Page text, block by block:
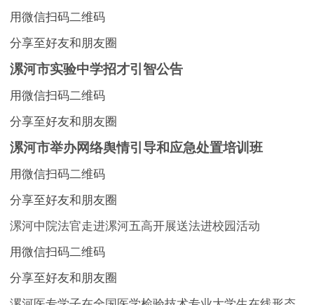
用微信扫码二维码
分享至好友和朋友圈
漯河市实验中学招才引智公告
用微信扫码二维码
分享至好友和朋友圈
漯河市举办网络舆情引导和应急处置培训班
用微信扫码二维码
分享至好友和朋友圈
漯河中院法官走进漯河五高开展送法进校园活动
用微信扫码二维码
分享至好友和朋友圈